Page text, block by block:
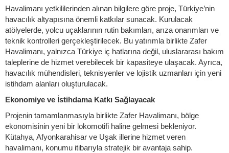
Havalimanı yetkililerinden alınan bilgilere göre proje, Türkiye’nin
havacılık altyapısına önemli katkılar sunacak. Kurulacak
atölyelerde, yolcu uçaklarının rutin bakımları, arıza onarımları ve
teknik kontrolleri gerçekleştirilecek. Bu yatırımla birlikte Zafer
Havalimanı, yalnızca Türkiye iç hatlarına değil, uluslararası bakım
taleplerine de hizmet verebilecek bir kapasiteye ulaşacak. Ayrıca,
havacılık mühendisleri, teknisyenler ve lojistik uzmanları için yeni
istihdam alanları oluşturulacak.
Ekonomiye ve İstihdama Katkı Sağlayacak
Projenin tamamlanmasıyla birlikte Zafer Havalimanı, bölge
ekonomisinin yeni bir lokomotifi haline gelmesi bekleniyor.
Kütahya, Afyonkarahisar ve Uşak illerine hizmet veren
havalimanı, konumu itibarıyla stratejik bir avantaja sahip.